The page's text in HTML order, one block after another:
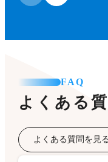
FAQ
よくある
よくある質問を見る